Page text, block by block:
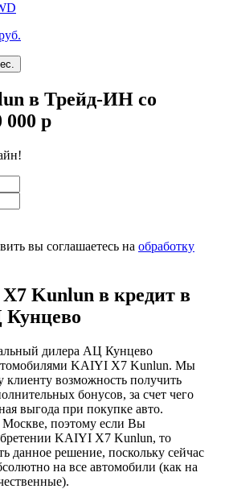
мес.
в Трейд-ИН со
000 р
вы соглашаетесь на обработку
Kunlun в кредит в
Кунцево
дилера АЦ Кунцево
KAIYI X7 Kunlun. Мы
клиенту возможность получить
бонусов, за счет чего
выгода при покупке авто.
Москве, поэтому если Вы
KAIYI X7 Kunlun, то
данное решение, поскольку сейчас
на все автомобили (как на